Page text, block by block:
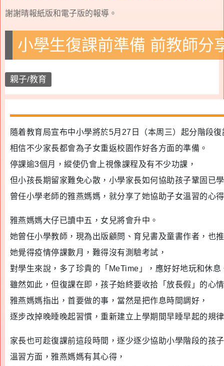
謝謝晴報紙版和電子版的報導。
小學生復課前準備 前教師分
親子/教育
隨着教育局宣布中小學將於5月27日（本周三）起分階段復
相信不少家長都會為子女重返校園作好各方面的準備。
停課逾3個月，縱使仍會上視像課程及有不少功課，
但小孩長期留家難免心散，小學家長如何協助孩子鞏固已
曾任小學老師的雅燕媽媽，就分享了她協助子女溫習的心
雅燕媽媽大仔已讀中五，女兒將會升中。
她曾任小學教師，現為出版顧問、育兒書及童書作者，也
她覺得疫情停課數月，難得沒有測驗考試，
對學生來說，多了珍貴的「MeTime」，應好好地玩和休息
雖然如此，但復課在即，孩子始終要收拾「放長假」的心
雅燕媽媽指出，首要做的事，當然是把作息時間調好，
逐步改掉晚睡晚起習慣，重新建立上學期間早睡早起的規
家長也可趁復課前這段時間，逐少逐少協助小學階段的孩
溫習方面，雅燕媽媽有其心得，